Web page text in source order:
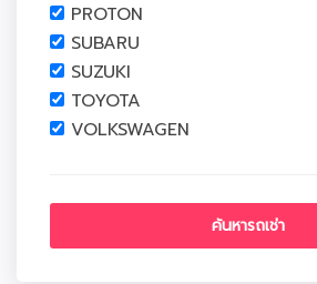
PROTON
SUBARU
SUZUKI
TOYOTA
VOLKSWAGEN